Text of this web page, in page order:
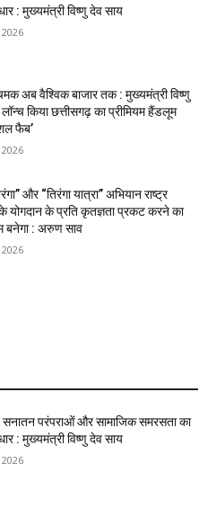
: मुख्यमंत्री विष्णु देव साय
अब वैश्विक बाजार तक : मुख्यमंत्री विष्णु
किया छत्तीसगढ़ का प्रीमियम हैंडलूम
फैब’
और “तिरंगा यात्रा” अभियान राष्ट्र
के योगदान के प्रति कृतज्ञता प्रकट करने का
बनेगा : अरुण साव
परंपराओं और सामाजिक समरसता का
: मुख्यमंत्री विष्णु देव साय